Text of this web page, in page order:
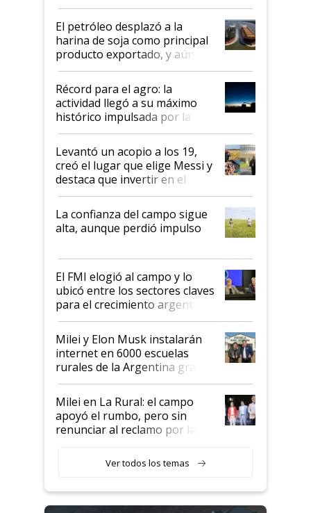
El petróleo desplazó a la
harina de soja como principal
producto exportado, y aún así
el agro aportó casi seis de cada
diez dólares y sostuvo el
liderazgo en un semestre
récord
Récord para el agro: la
actividad llegó a su máximo
histórico impulsada por la
cosecha y las exportaciones
Levantó un acopio a los 19,
creó el lugar que elige Messi y
destaca que invertir en el
kirchnerismo era como "darle
plata a un hijo para droga":
Juan Félix Rossetti, el libertario
que de una dura crisis salió
de Milei
La confianza del campo sigue
alta, aunque perdió impulso
El FMI elogió al campo y lo
ubicó entre los sectores claves
para el crecimiento argentino
Milei y Elon Musk instalarán
internet en 6000 escuelas
rurales de la Argentina gracias
a un acuerdo con Starlink
Milei en La Rural: el campo
apoyó el rumbo, pero sin
renunciar al reclamo por las
Ver todos los temas